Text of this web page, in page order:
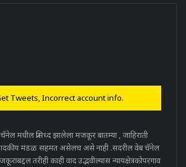
Tweets, Incorrect account info.
मधील प्रसिध्द झालेला मजकूर बातम्या , जाहिराती
मंडळ सहमत असेलच असे नाही .सदरील वेब चॅनेल
तरीही काही वाद उद्भवील्यास न्यायक्षेत्रकोपरगाव